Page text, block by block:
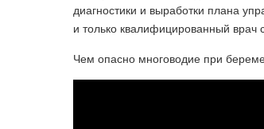
диагностики и выработки плана
и только квалифицированный врач
Чем опасно многоводие при